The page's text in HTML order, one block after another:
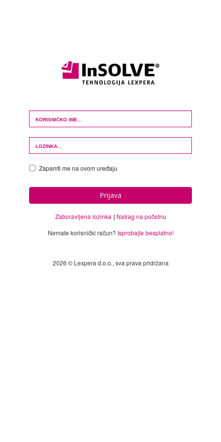
Login Form
Zapamti me na ovom uređaju
Prijava
Zaboravljena lozinka
Natrag na početnu
Nemate korisnički račun? Isprobajte besplatno!
2026 © Lexpera d.o.o., sva prava pridržana